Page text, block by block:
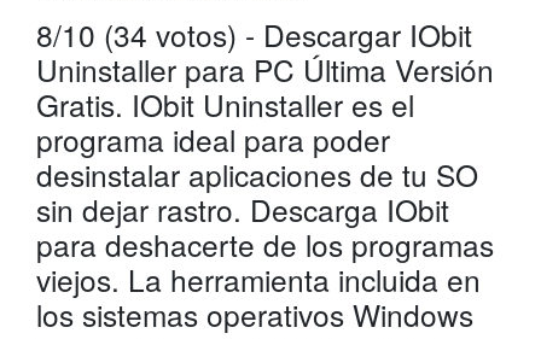
8/10 (34 votos) - Descargar IObit
Uninstaller para PC Última Versión
Gratis. IObit Uninstaller es el
programa ideal para poder
desinstalar aplicaciones de tu SO
sin dejar rastro. Descarga IObit
para deshacerte de los programas
viejos. La herramienta incluida en
los sistemas operativos Windows